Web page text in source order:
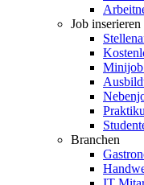
Job inserieren
Minijob
Branchen